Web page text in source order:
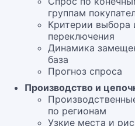
группам
Критерии выбора
переключения
Динамика
база
Прогноз спроса
Производство и
по регионам
Узкие места и